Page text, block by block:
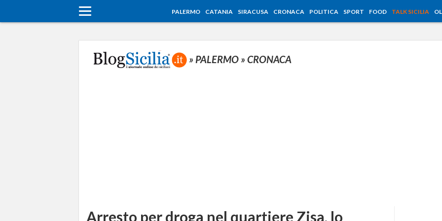
PALERMO CATANIA SIRACUSA CRONACA POLITICA SPORT FOOD TALK SICILIA
» PALERMO » CRONACA
Arresto per droga nel quartiere Zisa, lo